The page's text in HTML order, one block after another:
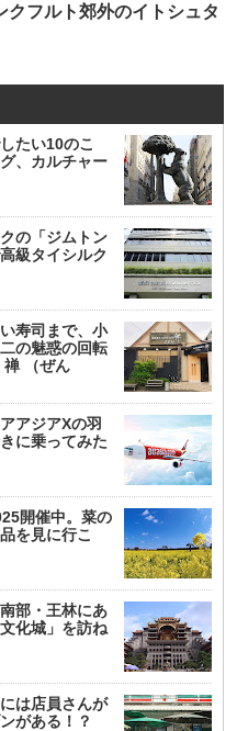
フルト郊外のイトシュタ
たい10のこ
、カルチャー
の「ジムトン
級タイシルク
寿司まで、小
の魅惑の回転
禅 （ぜん
アジアXの羽
に乗ってみた
開催中。菜の
を見に行こ
部・王林にあ
化城」を訪ね
は店員さんが
がある！？